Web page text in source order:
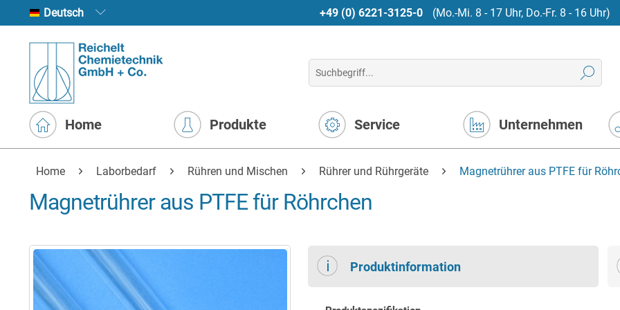
Deutsch +49 (0) 6221-3125-0 (Mo.-Mi. 8 - 17 Uhr, Do.-Fr. 8 - 16 Uhr)
Home Produkte Service Unternehmen
Home Laborbedarf Rühren und Mischen Rührer und Rührgeräte Magnetrührer aus PTFE für
Magnetrührer aus PTFE für Röhrchen
Produktinformation